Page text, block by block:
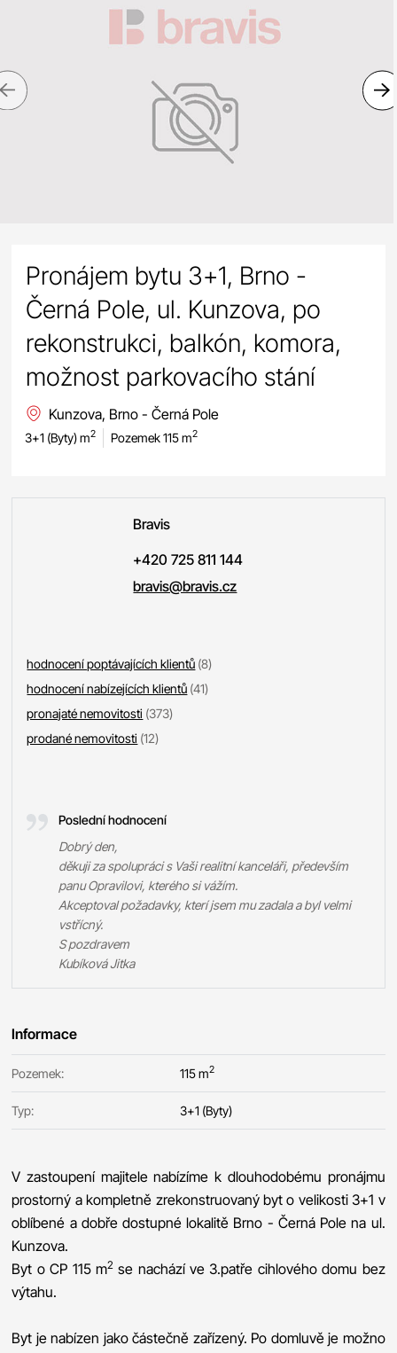
Pronájem bytu 3+1, Brno -
Černá Pole, ul. Kunzova, po
rekonstrukci, balkón, komora,
možnost parkovacího stání
Kunzova, Brno - Černá Pole
3+1 (Byty) m2 Pozemek 115 m2
Bravis
+420 725 811 144
bravis@bravis.cz
hodnocení poptávajících klientů (8)
hodnocení nabízejících klientů (41)
pronajaté nemovitosti (373)
prodané nemovitosti (12)
Poslední hodnocení
Dobrý den,
děkuji za spolupráci s Vaši realitní kanceláři, především
panu Opravilovi, kterého si vážím.
Akceptoval požadavky, kterí jsem mu zadala a byl velmi
vstřícný.
S pozdravem
Kubíková Jitka
Informace
Pozemek: 115 m2
Typ: 3+1 (Byty)
V zastoupení majitele nabízíme k dlouhodobému pronájmu
prostorný a kompletně zrekonstruovaný byt o velikosti 3+1 v
oblíbené a dobře dostupné lokalitě Brno - Černá Pole na ul.
Kunzova.
Byt o CP 115 m2se nachází ve 3.patře cihlového domu bez
výtahu.
Byt je nabízen jako částečně zařízený. Po domluvě je možno